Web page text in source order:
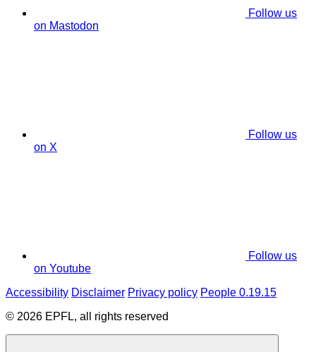
Follow us
on Mastodon
Follow us
on X
Follow us
on Youtube
Accessibility Disclaimer Privacy policy People 0.19.15
© 2026 EPFL, all rights reserved